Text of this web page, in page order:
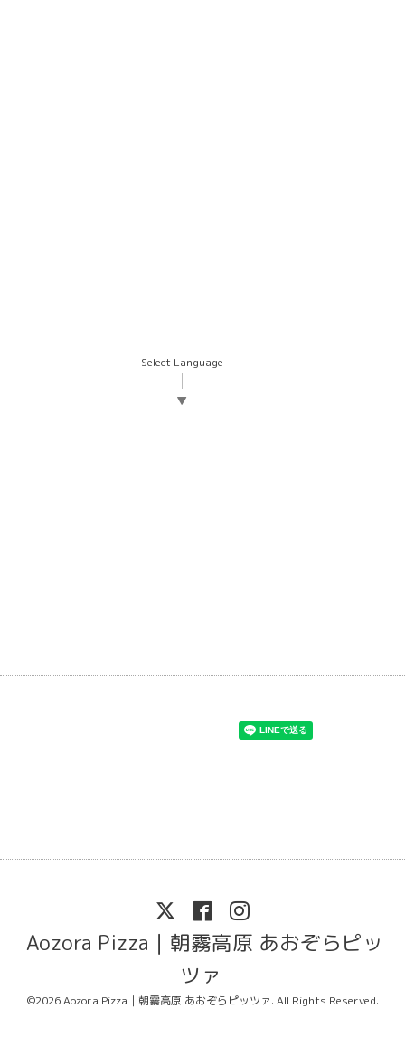
Select Language
▼
Aozora Pizza｜朝霧高原 あおぞらピッ
ツァ
©2026Aozora Pizza｜朝霧高原 あおぞらピッツァ. All Rights Reserved.